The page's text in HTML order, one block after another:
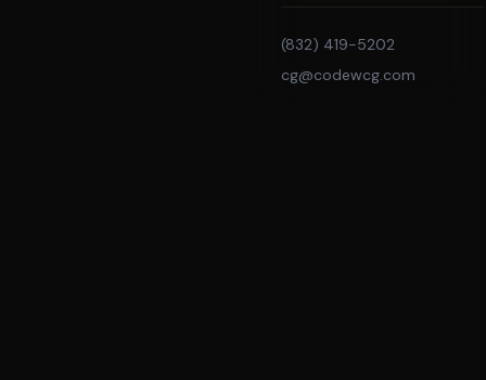
(832) 419-5202
cg@codewcg.com